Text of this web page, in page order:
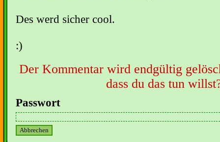
Des werd sicher cool.
:)
Der Kommentar wird endgültig
dass du das tun
Passwort